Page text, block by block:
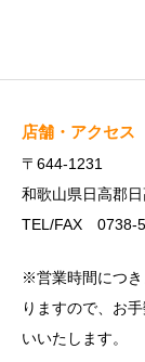
店舗・アクセス
〒644-1231
和歌山県日高郡
TEL/FAX 0738-
※営業時間につき
りますので、お
いいたします。